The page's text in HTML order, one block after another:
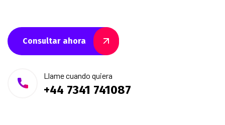
Consultar ahora
Llame cuando quiera
+44 7341 741087